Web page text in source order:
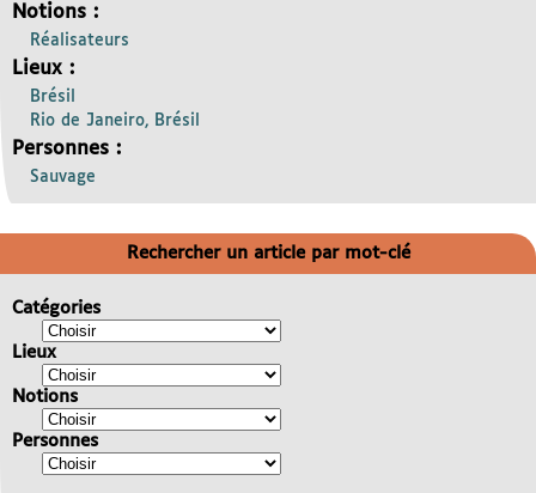
Notions :
Réalisateurs
Lieux :
Brésil
Rio de Janeiro, Brésil
Personnes :
Sauvage
Rechercher un article par mot-clé
Catégories
Lieux
Notions
Personnes